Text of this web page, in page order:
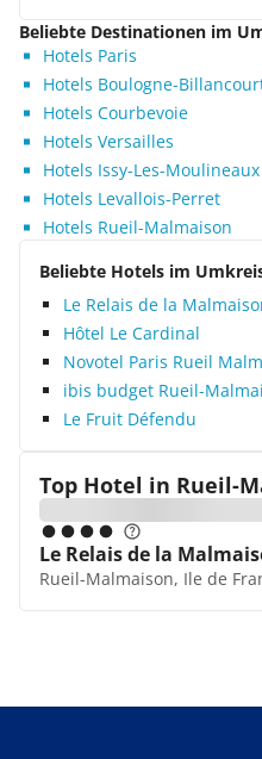
Beliebte Destinationen im
Hotels Paris
Hotels Boulogne-
Hotels Courbevoie
Hotels Versailles
Hotels Issy-Les-Moulineaux
Hotels Levallois-Perret
Hotels Rueil-Malmaison
Beliebte Hotels im
Le Relais de la
Hôtel Le Cardinal
Novotel Paris Rueil
ibis budget Rueil-
Le Fruit Défendu
Top Hotel in Rueil-
Le Relais de la
Rueil-Malmaison, Ile de